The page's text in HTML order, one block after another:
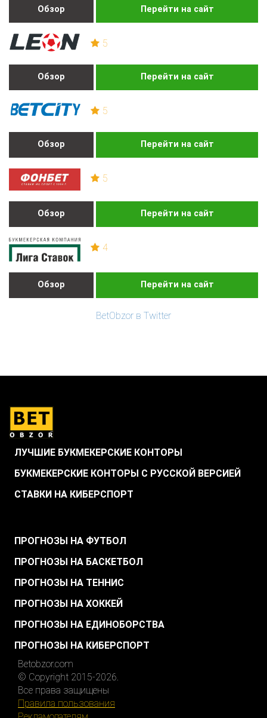
Обзор Перейти на сайт
5
Обзор Перейти на сайт
5
Обзор Перейти на сайт
5
Обзор Перейти на сайт
4
Обзор Перейти на сайт
BetObzor в Twitter
ЛУЧШИЕ БУКМЕКЕРСКИЕ КОНТОРЫ
БУКМЕКЕРСКИЕ КОНТОРЫ С РУССКОЙ ВЕРСИЕЙ
СТАВКИ НА КИБЕРСПОРТ
ПРОГНОЗЫ НА ФУТБОЛ
ПРОГНОЗЫ НА БАСКЕТБОЛ
ПРОГНОЗЫ НА ТЕННИС
ПРОГНОЗЫ НА ХОККЕЙ
ПРОГНОЗЫ НА ЕДИНОБОРСТВА
ПРОГНОЗЫ НА КИБЕРСПОРТ
Betobzor.com
© Copyright 2015-2026.
Все права защищены
Правила пользования